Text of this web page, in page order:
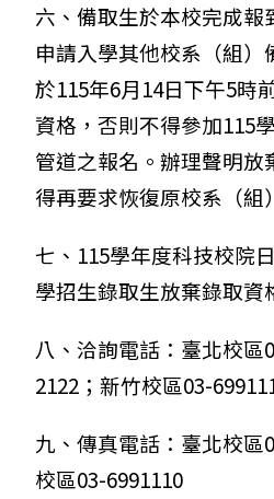
六、備取生於本校完成報
申請入學其他校系（組
於115年6月14日下午5時
資格，否則不得參加115
管道之報名。辦理聲明放
得再要求恢復原校系（組
七、115學年度科技校院
學招生錄取生放棄錄取資
八、洽詢電話：臺北校區
2122；新竹校區03-
九、傳真電話：臺北校區
校區03-6991110